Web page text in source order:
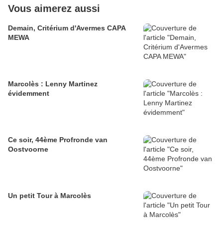
Vous aimerez aussi
Demain, Critérium d'Avermes CAPA
MEWA
Marcolès : Lenny Martinez
évidemment
Ce soir, 44ème Profronde van
Oostvoorne
Un petit Tour à Marcolès